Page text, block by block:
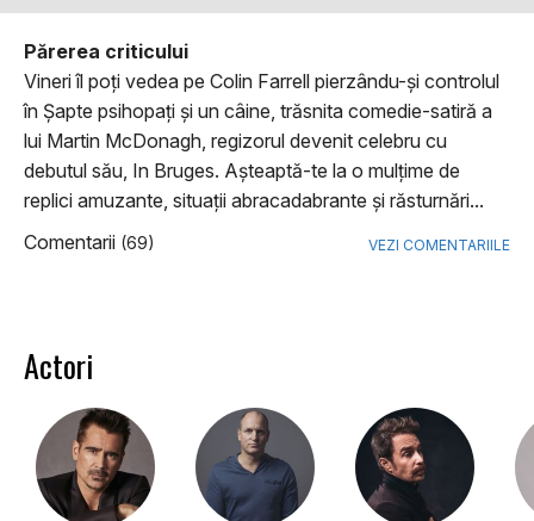
Părerea criticului
Vineri îl poţi vedea pe Colin Farrell pierzându-şi controlul
în Şapte psihopaţi şi un câine, trăsnita comedie-satiră a
lui Martin McDonagh, regizorul devenit celebru cu
debutul său, In Bruges. Aşteaptă-te la o mulţime de
replici amuzante, situaţii abracadabrante şi răsturnări...
Comentarii (69) VEZI COMENTARIILE
Actori